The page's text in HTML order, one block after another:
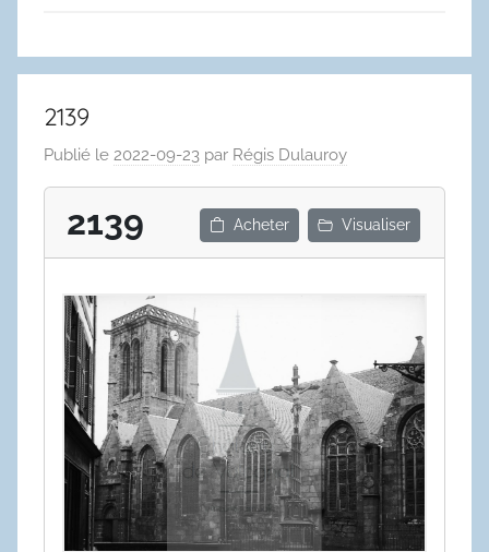
2139
Publié le 2022-09-23 par Régis Dulauroy
2139 Acheter Visualiser